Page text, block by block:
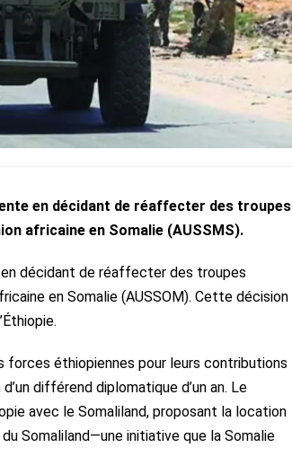
en décidant de réaffecter des troupes
africaine en Somalie (AUSSMS).
décidant de réaffecter des troupes
en Somalie (AUSSOM). Cette décision
forces éthiopiennes pour leurs contributions
différend diplomatique d’un an. Le
avec le Somaliland, proposant la location
Somaliland—une initiative que la Somalie